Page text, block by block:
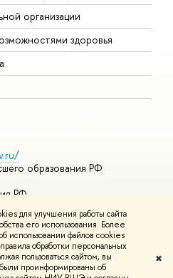
для улучшения работы сайта
его использования. Более
использовании файлов cookies
обработки персональных
пользоваться сайтом, вы
проинформированы об
✖
организации
здоровья
образования РФ
РФ
курсы
и контактыУсловия
конфиденциальности